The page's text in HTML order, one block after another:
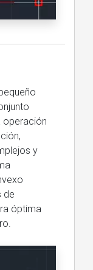
operación
y
de
óptima